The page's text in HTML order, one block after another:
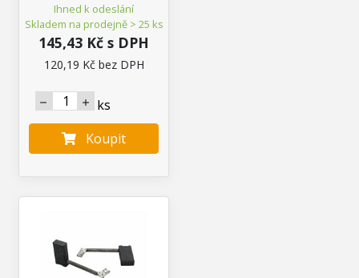
Ihned k odeslání
Skladem na prodejně > 25 ks
145,43 Kč s DPH
120,19 Kč bez DPH
ks
Koupit